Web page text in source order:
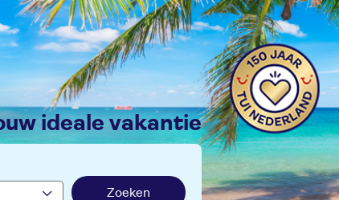
ideale vakantie
Zoeken